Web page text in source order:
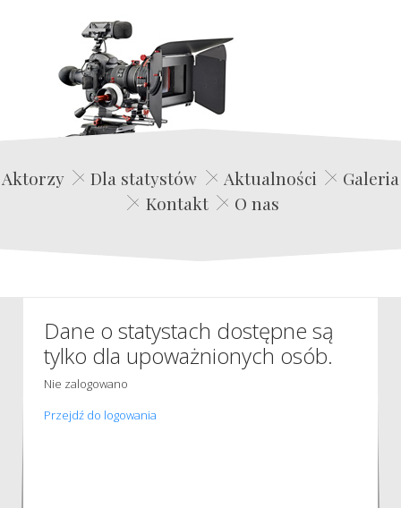
Edwin Film Agencja Aktorska
Aktorzy Dla statystów Aktualności
Galeria
Kontakt
O nas
Dane o statystach dostępne są
tylko dla upoważnionych osób.
Nie zalogowano
Przejdź do logowania